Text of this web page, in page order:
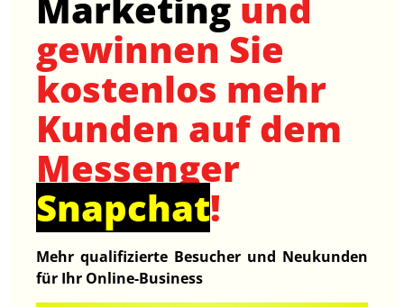
gewinnen Sie
kostenlos mehr
Kunden auf dem
Messenger
Snapchat!
Mehr qualifizierte Besucher und Neukunden
für Ihr Online-Business